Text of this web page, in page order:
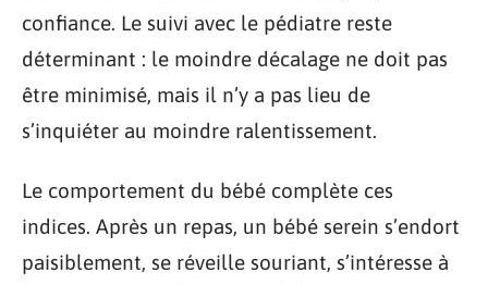
confiance. Le suivi avec le pédiatre reste
déterminant : le moindre décalage ne doit pas
être minimisé, mais il n’y a pas lieu de
s’inquiéter au moindre ralentissement.
Le comportement du bébé complète ces
indices. Après un repas, un bébé serein s’endort
paisiblement, se réveille souriant, s’intéresse à